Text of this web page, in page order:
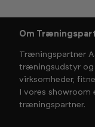
Om
Træningspartner
træningsudstyr og
virksomheder,
I vores showroom
træningspartner.